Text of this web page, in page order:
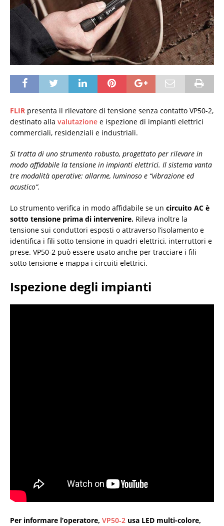
FLIR presenta il rilevatore di tensione senza contatto VP50-2,
destinato alla valutazione e ispezione di impianti elettrici
commerciali, residenziali e industriali.
Si tratta di uno strumento robusto, progettato per rilevare in
modo affidabile la tensione in impianti elettrici. Il sistema vanta
tre modalità operative: allarme, luminoso e “vibrazione ed
acustico”.
Lo strumento verifica in modo affidabile se un circuito AC è
sotto tensione prima di intervenire. Rileva inoltre la
tensione sui conduttori esposti o attraverso l’isolamento e
identifica i fili sotto tensione in quadri elettrici, interruttori e
prese. VP50-2 può essere usato anche per tracciare i fili
sotto tensione e mappa i circuiti elettrici.
Ispezione degli impianti
Per informare l’operatore, VP50-2 usa LED multi-colore,